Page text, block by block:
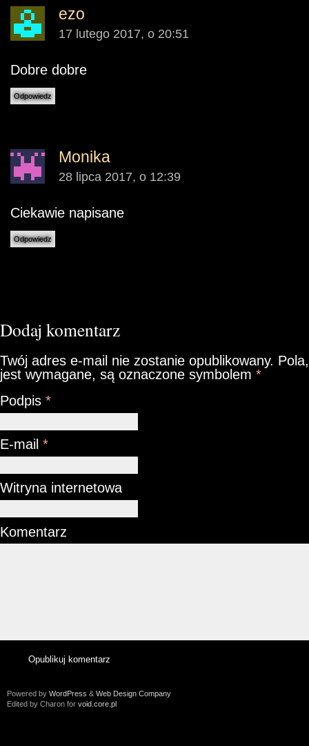
ezo
17 lutego 2017, o 20:51
Dobre dobre
Odpowiedz
Monika
28 lipca 2017, o 12:39
Ciekawie napisane
Odpowiedz
Dodaj komentarz
Twój adres e-mail nie zostanie opublikowany.
jest wymagane, są oznaczone symbolem *
Podpis *
E-mail *
Witryna internetowa
Komentarz
Powered by WordPress & Web Design Company
Edited by Charon for void.core.pl